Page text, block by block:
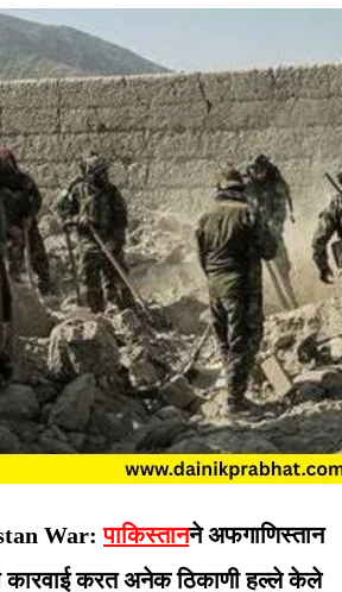
War: पाकिस्तानने अफगाणिस्तान
कारवाई करत अनेक ठिकाणी हल्ले केले